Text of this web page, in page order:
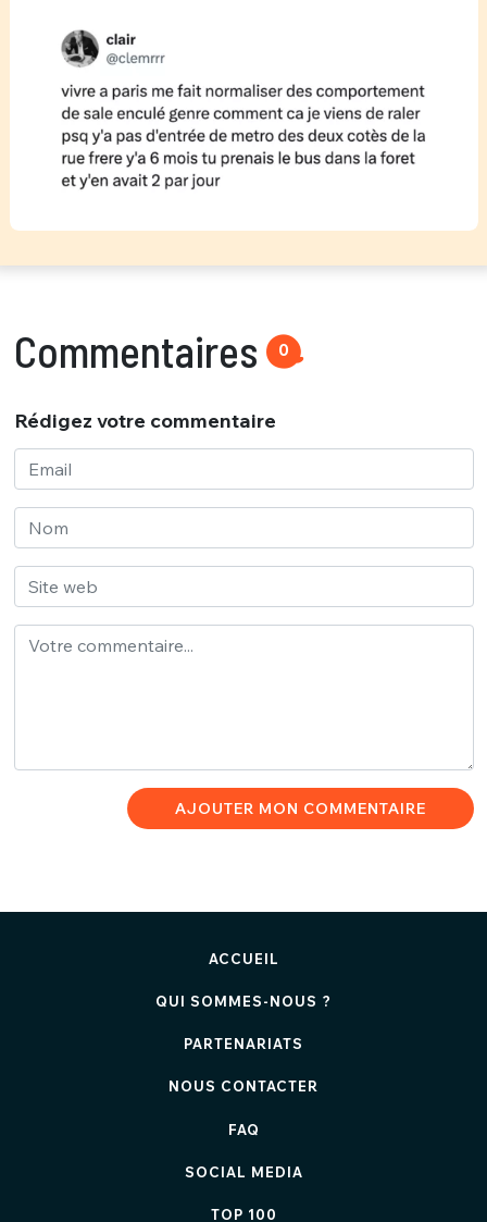
Commentaires 0
Rédigez votre commentaire
AJOUTER MON COMMENTAIRE
ACCUEIL
QUI SOMMES-NOUS ?
PARTENARIATS
NOUS CONTACTER
FAQ
SOCIAL MEDIA
TOP 100